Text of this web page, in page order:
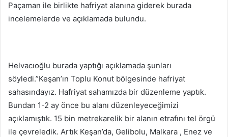
Paçaman ile birlikte hafriyat alanına giderek burada
incelemelerde ve açıklamada bulundu.
Helvacıoğlu burada yaptığı açıklamada şunları
söyledi.”Keşan’ın Toplu Konut bölgesinde hafriyat
sahasındayız. Hafriyat sahamızda bir düzenleme yaptık.
Bundan 1-2 ay önce bu alanı düzenleyeceğimizi
açıklamıştık. 15 bin metrekarelik bir alanın etrafını tel örgü
ile çevreledik. Artık Keşan’da, Gelibolu, Malkara , Enez ve